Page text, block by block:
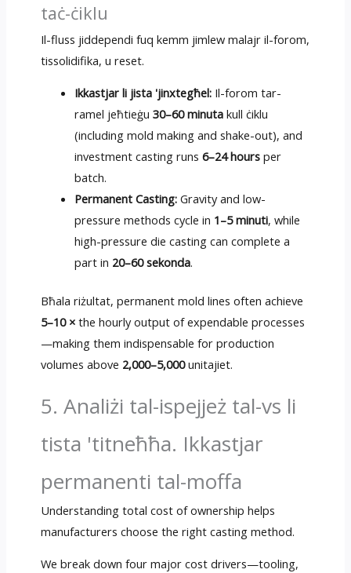
taċ-ċiklu
Il-fluss jiddependi fuq kemm jimlew malajr il-forom,
tissolidifika, u reset.
Ikkastjar li jista 'jinxtegħel: Il-forom tar-
ramel jeħtieġu30–60 minuta kull ċiklu
(including mold making and shake-out),and
investment casting runs 6–24 hours per
batch.
Permanent Casting: Gravity and low-
pressure methods cycle in 1–5 minuti,while
high-pressure die casting can complete a
part in 20–60 sekonda.
Bħala riżultat, permanent mold lines often achieve
5–10 × the hourly output of expendable processes
—making them indispensable for production
volumes above 2,000–5,000unitajiet.
5. Analiżi tal-ispejjeż tal-vs li
tista 'titneħħa. Ikkastjar
permanenti tal-moffa
Understanding total cost of ownership helps
manufacturers choose the right casting method.
We break down four major cost drivers—tooling,